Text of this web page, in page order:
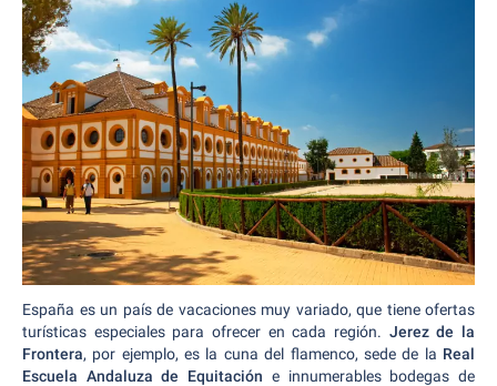
España es un país de vacaciones muy variado, que tiene ofertas
turísticas especiales para ofrecer en cada región. Jerez de la
Frontera, por ejemplo, es la cuna del flamenco, sede de la Real
Escuela Andaluza de Equitación e innumerables bodegas de